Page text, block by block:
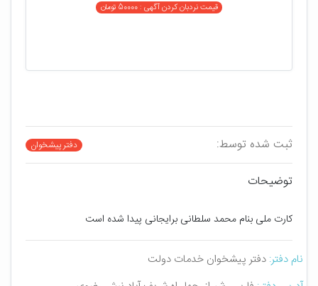
قیمت نردبان کردن آگهی : 50000 تومان
ثبت شده توسط: دفتر پیشخوان
توضیحات
کارت ملی بنام محمد سلطانی برایجانی پیدا شده است
نام دفتر: دفتر پیشخوان خدمات دولت